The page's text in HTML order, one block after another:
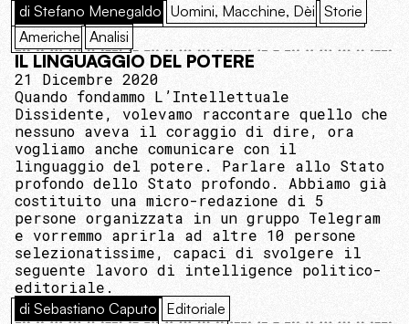
di Stefano Menegaldo Uomini, Macchine, Dèi Storie
Americhe Analisi
IL LINGUAGGIO DEL POTERE
21 Dicembre 2020
Quando fondammo L’Intellettuale
Dissidente, volevamo raccontare quello che
nessuno aveva il coraggio di dire, ora
vogliamo anche comunicare con il
linguaggio del potere. Parlare allo Stato
profondo dello Stato profondo. Abbiamo già
costituito una micro-redazione di 5
persone organizzata in un gruppo Telegram
e vorremmo aprirla ad altre 10 persone
selezionatissime, capaci di svolgere il
seguente lavoro di intelligence politico-
editoriale.
di Sebastiano Caputo Editoriale